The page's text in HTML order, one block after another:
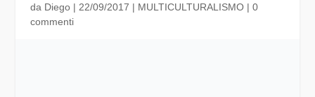
da Diego| 22/09/2017 | MULTICULTURALISMO| 0
commenti